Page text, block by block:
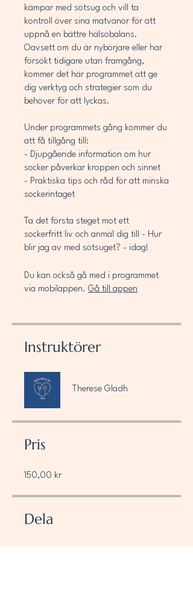
kämpar med sötsug och vill ta
kontroll över sina matvanor för att
uppnå en bättre hälsobalans.
Oavsett om du är nybörjare eller har
försökt tidigare utan framgång,
kommer det här programmet att ge
dig verktyg och strategier som du
behöver för att lyckas.
Under programmets gång kommer du
att få tillgång till:
- Djupgående information om hur
socker påverkar kroppen och sinnet
- Praktiska tips och råd för att minska
sockerintaget
Ta det första steget mot ett
sockerfritt liv och anmäl dig till - Hur
blir jag av med sötsuget? - idag!
Du kan också gå med i programmet
via mobilappen. Gå till appen
Instruktörer
Therese Gladh
Pris
150,00 kr
Dela